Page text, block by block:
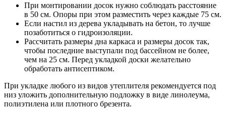
При монтировании досок нужно соблюдать расстояние
в 50 см. Опоры при этом разместить через каждые 75 см.
Если настил из дерева укладывать на бетон, то лучше
позаботиться о гидроизоляции.
Рассчитать размеры дна каркаса и размеры досок так,
чтобы последние выступали под бассейном не более,
чем на 25 см. Перед укладкой доски желательно
обработать антисептиком.
При укладке любого из видов утеплителя рекомендуется под
низ уложить дополнительную подложку в виде линолеума,
полиэтилена или плотного брезента.